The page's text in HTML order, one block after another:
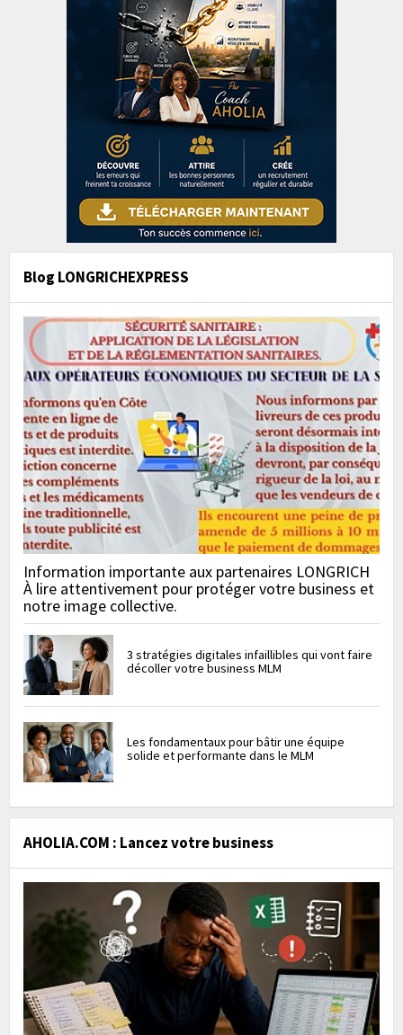
Blog LONGRICHEXPRESS
Information importante aux partenaires LONGRICH
À lire attentivement pour protéger votre business et
notre image collective.
3 stratégies digitales infaillibles qui vont faire
décoller votre business MLM
Les fondamentaux pour bâtir une équipe
solide et performante dans le MLM
AHOLIA.COM : Lancez votre business